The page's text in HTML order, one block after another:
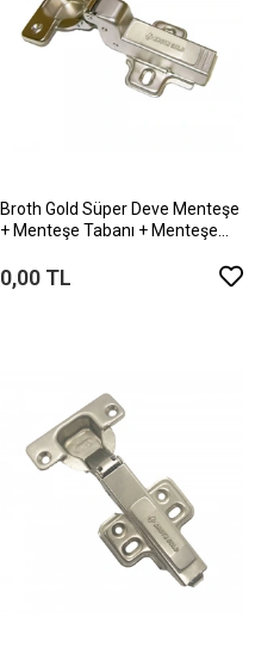
Broth Gold Süper Deve Menteşe
+ Menteşe Tabanı + Menteşe
0,00 TL